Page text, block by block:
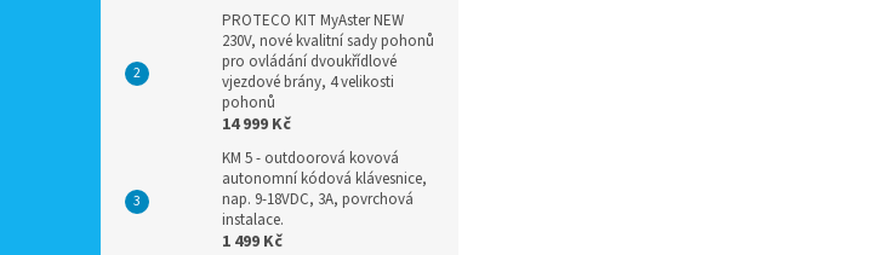
PROTECO KIT MyAster NEW
230V, nové kvalitní sady pohonů
pro ovládání dvoukřídlové
vjezdové brány, 4 velikosti
pohonů
14 999 Kč
KM 5 - outdoorová kovová
autonomní kódová klávesnice,
nap. 9-18VDC, 3A, povrchová
instalace.
1 499 Kč